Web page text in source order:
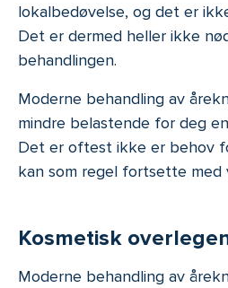
lokalbedøvelse, og det er
Det er dermed heller ikke
behandlingen.
Moderne behandling av
mindre belastende for deg
Det er oftest ikke er behov
kan som regel fortsette med
Kosmetisk
Moderne behandling av